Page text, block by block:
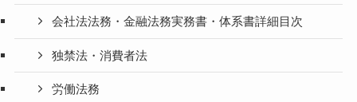
会社法法務・金融法務実務書・体系書詳細目次
独禁法・消費者法
労働法務